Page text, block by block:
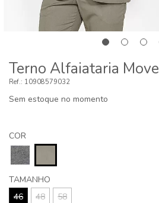
Terno Alfaiataria Move
10908579032
Sem estoque no momento
COR
TAMANHO
46
48 58